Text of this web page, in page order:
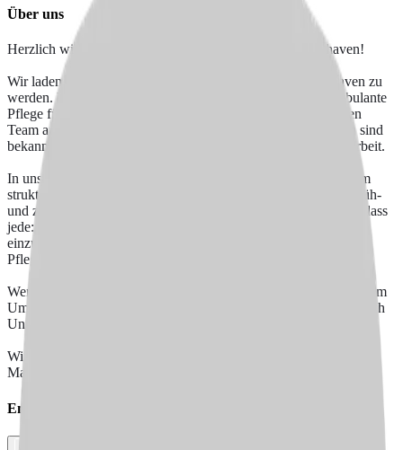
Über uns
Herzlich willkommen beim Johanniter-Pflegedienst Cuxhaven!
Wir laden Sie ein, Teil unseres engagierten Teams in Cuxhaven zu
werden. Unser Pflegedienst, der seit 2017 besteht, bietet ambulante
Pflege für 126 Patient:innen und wird von einem dynamischen
Team aus 11 Mitarbeiter:innen getragen. Unsere Kolleg:innen sind
bekannt für ihre Kreativität und die Freude an der täglichen Arbeit.
In unserem Pflegedienst bieten wir spezialisierte Pflege in einem
strukturierten Umfeld mit Bezugstouren an, die sich auf vier Früh-
und zwei Spättouren pro Tag verteilen. Wir legen Wert darauf, dass
jede:r Mitarbeiter:in die Möglichkeit hat, sich mit eigenen Ideen
einzubringen und so zur stetigen Verbesserung unserer
Pflegequalität beizutragen.
Wenn Sie sich in einem lebendigen Team wohlfühlen und in einem
Umfeld arbeiten möchten, das sowohl Herausforderungen als auch
Unterstützung bietet, dann sind Sie bei uns genau richtig.
Wir freuen uns darauf, Sie kennenzulernen und gemeinsam neue
Maßstäbe in der Pflege zu setzen.
Empfehlen Sie diesen